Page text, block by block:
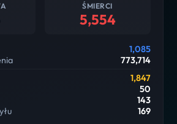
ŚMIERCI
5,554
1,085
773,714
1,847
50
143
169